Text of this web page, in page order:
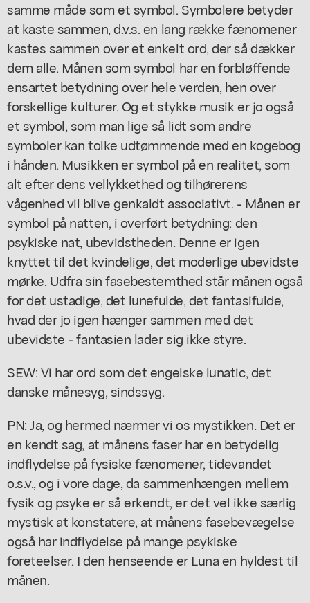
samme måde som et symbol. Symbolere betyder
at kaste sammen, d.v.s. en lang række fænomener
kastes sammen over et enkelt ord, der så dækker
dem alle. Månen som symbol har en forbløffende
ensartet betydning over hele verden, hen over
forskellige kulturer. Og et stykke musik er jo også
et symbol, som man lige så lidt som andre
symboler kan tolke udtømmende med en kogebog
i hånden. Musikken er symbol på en realitet, som
alt efter dens vellykkethed og tilhørerens
vågenhed vil blive genkaldt associativt. - Månen er
symbol på natten, i overført betydning: den
psykiske nat, ubevidstheden. Denne er igen
knyttet til det kvindelige, det moderlige ubevidste
mørke. Udfra sin fasebestemthed står månen også
for det ustadige, det lunefulde, det fantasifulde,
hvad der jo igen hænger sammen med det
ubevidste - fantasien lader sig ikke styre.
SEW: Vi har ord som det engelske lunatic, det
danske månesyg, sindssyg.
PN: Ja, og hermed nærmer vi os mystikken. Det er
en kendt sag, at månens faser har en betydelig
indflydelse på fysiske fænomener, tidevandet
o.s.v., og i vore dage, da sammenhængen mellem
fysik og psyke er så erkendt, er det vel ikke særlig
mystisk at konstatere, at månens fasebevægelse
også har indflydelse på mange psykiske
foreteelser. I den henseende er Luna en hyldest til
månen.